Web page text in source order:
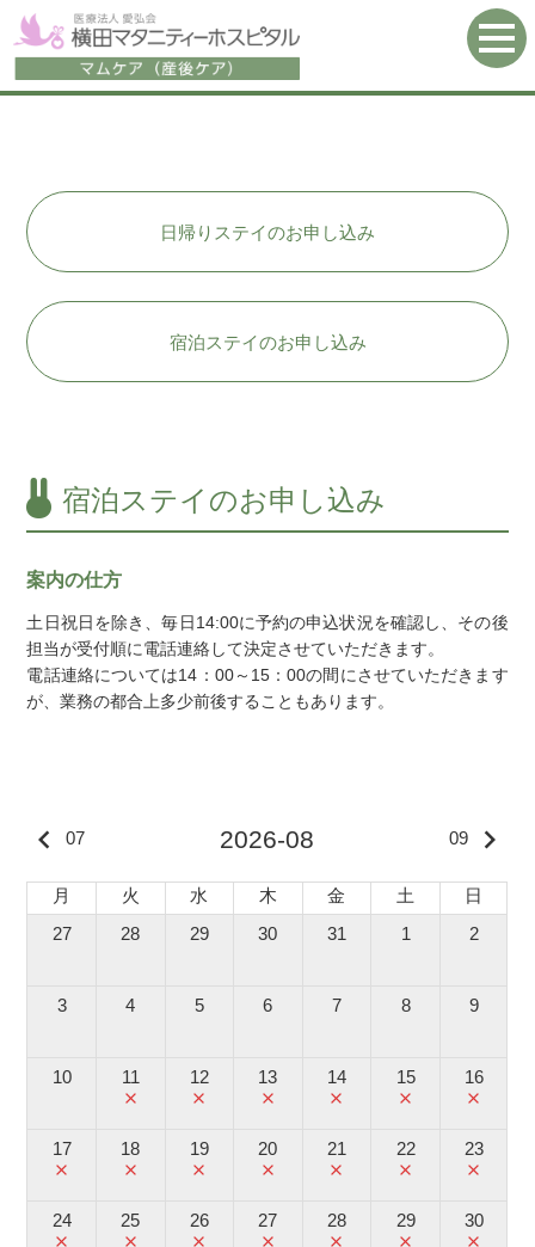
One-day Overnight
Q & A Access
横田マタニティー
ホスピタル
Nursery
リトルストーク横田
日帰りステイのお申し込み
宿泊ステイのお申し込み
宿泊ステイのお申し込み
案内の仕方
土日祝日を除き、毎日14:00に予約の申込状況を確認し、その後
担当が受付順に電話連絡して決定させていただきます。
電話連絡については14：00～15：00の間にさせていただきます
が、業務の都合上多少前後することもあります。
keyboard_arrow_left 07 2026-08 09 keyboard_arrow_right
月 火 水 木 金 土
日
27
28 29 30 31 1 2
3 4 5 6 7 8 9
10 11
close
12
close
13
close
14
close
15
close
16
close
17
close
18
close
19
close
20
close
21
close
22
close
23
close
24
close
25
close
26
close
27
close
28
close
29
close
30
close